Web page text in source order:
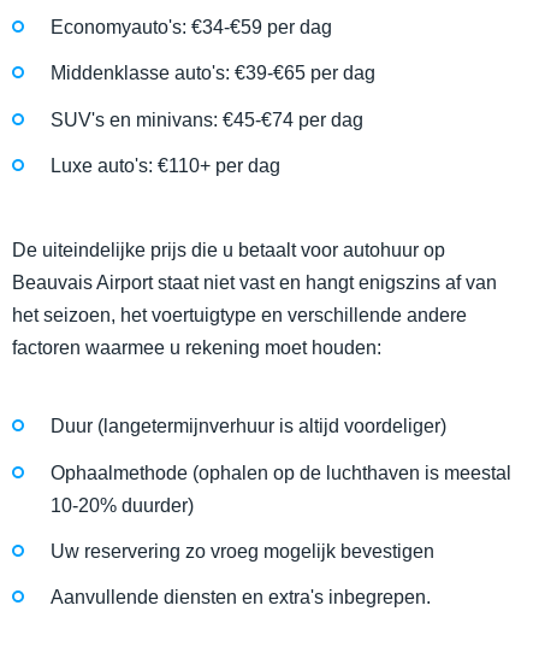
Economyauto's: €34-€59 per dag
Middenklasse auto's: €39-€65 per dag
SUV's en minivans: €45-€74 per dag
Luxe auto's: €110+ per dag
De uiteindelijke prijs die u betaalt voor autohuur op
Beauvais Airport staat niet vast en hangt enigszins af van
het seizoen, het voertuigtype en verschillende andere
factoren waarmee u rekening moet houden:
Duur (langetermijnverhuur is altijd voordeliger)
Ophaalmethode (ophalen op de luchthaven is meestal
10-20% duurder)
Uw reservering zo vroeg mogelijk bevestigen
Aanvullende diensten en extra's inbegrepen.